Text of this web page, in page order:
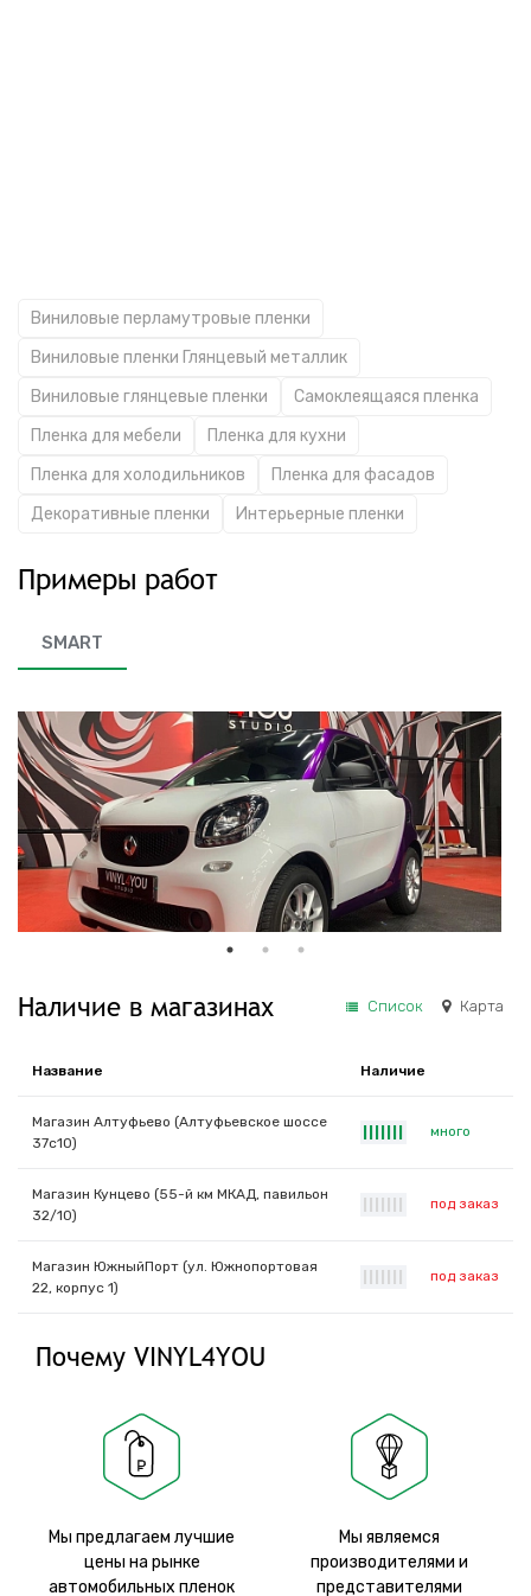
Виниловые перламутровые пленки
Виниловые пленки Глянцевый металлик
Виниловые глянцевые пленки
Самоклеящаяся пленка
Пленка для мебели
Пленка для кухни
Пленка для холодильников
Пленка для фасадов
Декоративные пленки
Интерьерные пленки
Примеры работ
SMART
Наличие в магазинах Список Карта
Название Наличие
Магазин Алтуфьево (Алтуфьевское шоссе
37с10)
много
Магазин Кунцево (55-й км МКАД, павильон
32/10)
под заказ
Магазин ЮжныйПорт (ул. Южнопортовая
22, корпус 1)
под заказ
Почему VINYL4YOU
Мы предлагаем лучшие
цены на рынке
автомобильных пленок
Мы являемся
производителями и
представителями